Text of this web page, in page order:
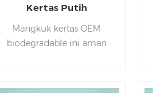
Kertas Putih
Biodegradable Dapat
Dikomposkan Untuk
Dibawa Pulang
Mangkuk kertas OEM
biodegradable ini aman
berbagai ukuran.